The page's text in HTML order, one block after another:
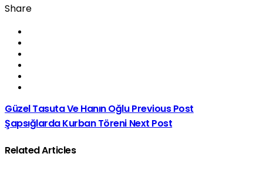
Share
Güzel Tasuta Ve Hanın OğluPrevious Post
Şapsığlarda Kurban Töreni Next Post
Related Articles